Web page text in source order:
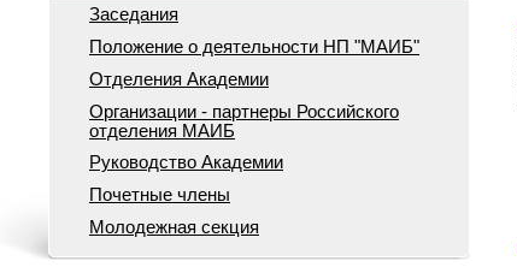
Заседания
Положение о деятельноcти НП "МАИБ"
Отделения Академии
Организации - партнеры Российского
отделения МАИБ
Руководство Академии
Почетные члены
Молодежная секция